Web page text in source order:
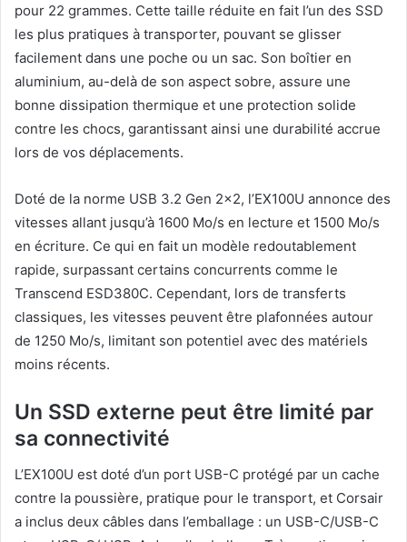
pour 22 grammes. Cette taille réduite en fait l’un des SSD
les plus pratiques à transporter, pouvant se glisser
facilement dans une poche ou un sac. Son boîtier en
aluminium, au-delà de son aspect sobre, assure une
bonne dissipation thermique et une protection solide
contre les chocs, garantissant ainsi une durabilité accrue
lors de vos déplacements.
Doté de la norme USB 3.2 Gen 2×2, l’EX100U annonce des
vitesses allant jusqu’à 1600 Mo/s en lecture et 1500 Mo/s
en écriture. Ce qui en fait un modèle redoutablement
rapide, surpassant certains concurrents comme le
Transcend ESD380C. Cependant, lors de transferts
classiques, les vitesses peuvent être plafonnées autour
de 1250 Mo/s, limitant son potentiel avec des matériels
moins récents.
Un SSD externe peut être limité par
sa connectivité
L’EX100U est doté d’un port USB-C protégé par un cache
contre la poussière, pratique pour le transport, et Corsair
a inclus deux câbles dans l’emballage : un USB-C/USB-C